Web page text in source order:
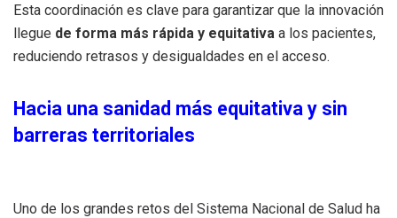
Esta coordinación es clave para garantizar que la innovación
llegue de forma más rápida y equitativa a los pacientes,
reduciendo retrasos y desigualdades en el acceso.
Hacia una sanidad más equitativa y sin
barreras territoriales
Uno de los grandes retos del Sistema Nacional de Salud ha